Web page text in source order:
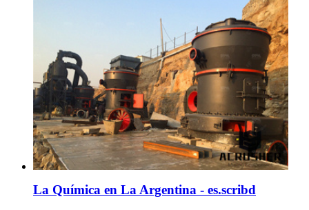
La Química en La Argentina - es.scribd